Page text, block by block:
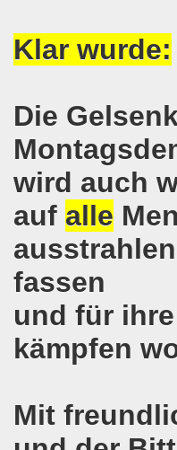
Klar wurde:
Die
wird auch
auf alle
fassen
und für
kämpfen
Mit
621.
Bewegung:
im Mittelpunkt der 618.
Bewegung setzt
ruft zum
Frank Oettler vor
zum
Bewegung mit großer